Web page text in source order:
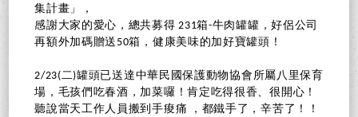
集計畫」，
感謝大家的愛心，總共募得 231箱-牛肉罐罐，好侶公司
再額外加碼贈送50箱，健康美味的加好寶罐頭！
2/23(二)罐頭已送達中華民國保護動物協會所屬八里保育
場，毛孩們吃春酒，加菜囉！肯定吃得很香、很開心！
聽說當天工作人員搬到手痠痛 ，都鐵手了，辛苦了！！